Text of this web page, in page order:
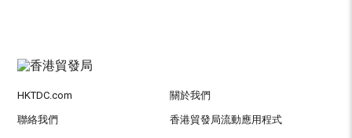
HKTDC.com 關於我們
聯絡我們 香港貿發局流動應用程式